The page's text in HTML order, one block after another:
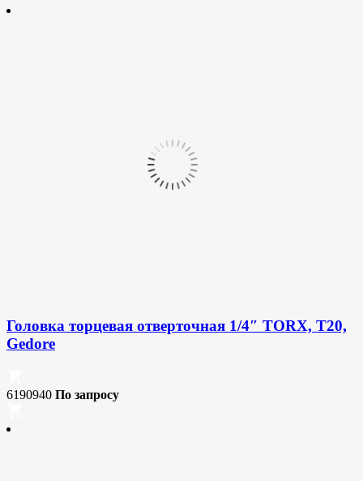
Головка торцевая отверточная 1/4″ TORX, T20,
Gedore
6190940 По запросу